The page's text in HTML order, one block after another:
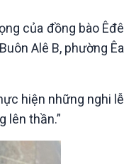
của đồng bào Êđê
Alê B, phường Êa
hiện những nghi lễ
lên thần.”